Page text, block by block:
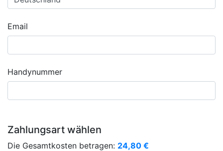
Email
Handynummer
Zahlungsart wählen
Die Gesamtkosten betragen: 24,80 €